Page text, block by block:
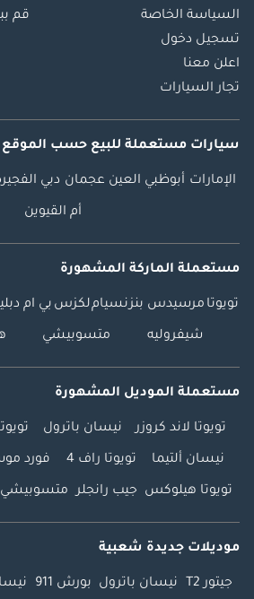
السياسة الخاصة
تسجيل دخول
اعلن معنا
تجار السيارات
قم
سيارات مستعملة للبيع حسب الموقع
الإمارات أبوظبي العين عجمان دبي
أم القيوين
مستعملة الماركة المشهورة
تويوتا مرسيدس بنزنسياملكزس بي ام
شيفروليه متسوبيشي
مستعملة الموديل المشهورة
تويوتا لاند كروزر نيسان باترول
نيسان ألتيما تويوتا راف 4 فورد
تويوتا هيلوكس جيب رانجلر متسوبيشي
موديلات جديدة شعبية
جيتور T2 نيسان باترول بورش 911